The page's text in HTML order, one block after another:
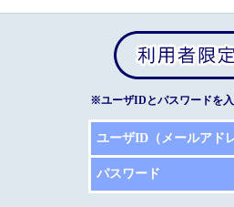
※ユーザIDとパスワードを
ユーザID（メールアド
パスワード